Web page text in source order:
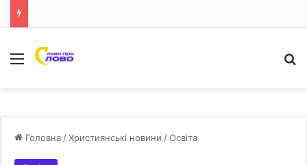
Меню
Головна /Християнські новини /Освіта